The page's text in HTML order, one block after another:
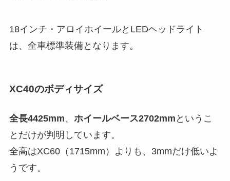
18インチ・アロイホイールとLEDヘッドライト
は、全車標準装備となります。
XC40のボディサイズ
全長4425mm、 ホイールベース2702mm というこ
とだけが判明しています。
全高はXC60（1715mm）よりも、3mmだけ低いよ
うです。